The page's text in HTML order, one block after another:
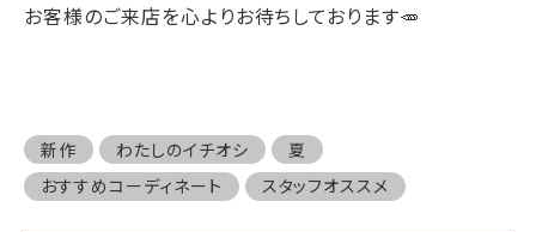
お客様のご来店を心よりお待ちしております🥕
新作 わたしのイチオシ
夏
おすすめコーディネート
スタッフオススメ